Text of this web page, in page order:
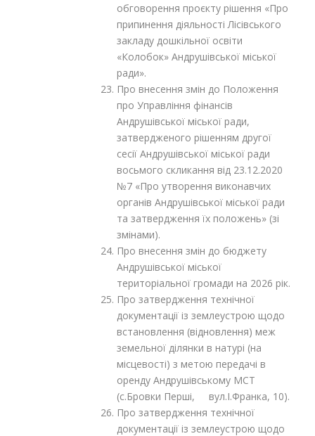
обговорення проєкту рішення «Про
припинення діяльності Лісівського
закладу дошкільної освіти
«Колобок» Андрушівської міської
ради».
Про внесення змін до Положення
про Управління фінансів
Андрушівської міської ради,
затвердженого рішенням другої
сесії Андрушівської міської ради
восьмого скликання від 23.12.2020
№7 «Про утворення виконавчих
органів Андрушівської міської ради
та затвердження їх положень» (зі
змінами).
Про внесення змін до бюджету
Андрушівської міської
територіальної громади на 2026 рік.
Про затвердження технічної
документації із землеустрою щодо
встановлення (відновлення) меж
земельної ділянки в натурі (на
місцевості) з метою передачі в
оренду Андрушівському МСТ
(с.Бровки Перші, вул.І.Франка, 10).
Про затвердження технічної
документації із землеустрою щодо